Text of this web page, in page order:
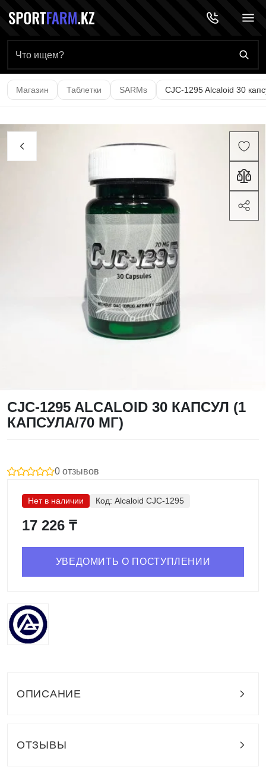
Главная страница
Магазин Таблетки SARMs CJC-1295 Alcaloid 30
CJC-1295 ALCALOID 30 КАПСУЛ (1
КАПСУЛА/70 МГ)
0 отзывов
Нет в наличии Код: Alcaloid CJC-1295
17 226 ₸
УВЕДОМИТЬ О ПОСТУПЛЕНИИ
ОПИСАНИЕ
ОТЗЫВЫ